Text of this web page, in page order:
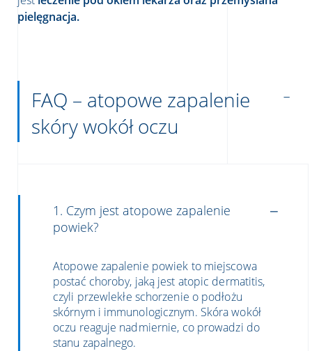
pielęgnacja.
FAQ – atopowe zapalenie
skóry wokół oczu
1. Czym jest atopowe zapalenie
powiek?
Atopowe zapalenie powiek to miejscowa
postać choroby, jaką jest atopic dermatitis,
czyli przewlekłe schorzenie o podłożu
skórnym i immunologicznym. Skóra wokół
oczu reaguje nadmiernie, co prowadzi do
stanu zapalnego.